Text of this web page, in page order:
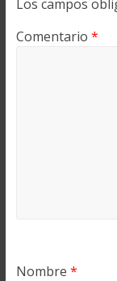
Los campos
Comentario *
Nombre *